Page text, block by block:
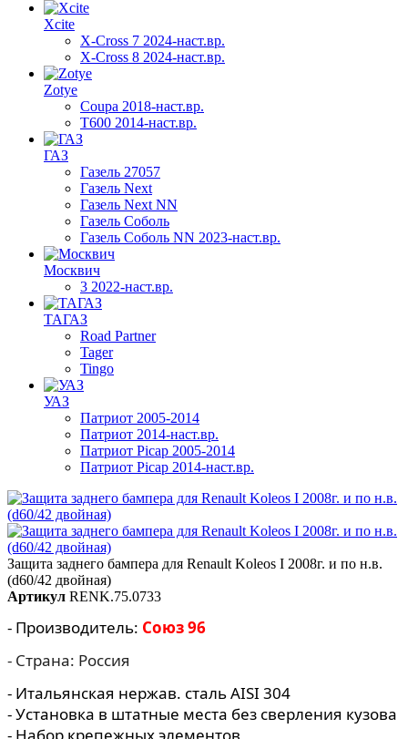
Xcite
X-Cross 7 2024-наст.вр.
X-Cross 8 2024-наст.вр.
Zotye
Coupa 2018-наст.вр.
T600 2014-наст.вр.
ГАЗ
Газель 27057
Газель Next
Газель Next NN
Газель Соболь
Газель Соболь NN 2023-наст.вр.
Москвич
3 2022-наст.вр.
ТАГАЗ
Road Partner
Tager
Tingo
УАЗ
Патриот 2005-2014
Патриот 2014-наст.вр.
Патриот Picap 2005-2014
Патриот Picap 2014-наст.вр.
Защита заднего бампера для Renault Koleos I 2008г. и по н.в.
(d60/42 двойная)
Артикул RENK.75.0733
- Производитель: Союз 96
- Страна: Россия
- Итальянская нержав. сталь AISI 304
- Установка в штатные места без сверления кузова
- Набор крепежных элементов